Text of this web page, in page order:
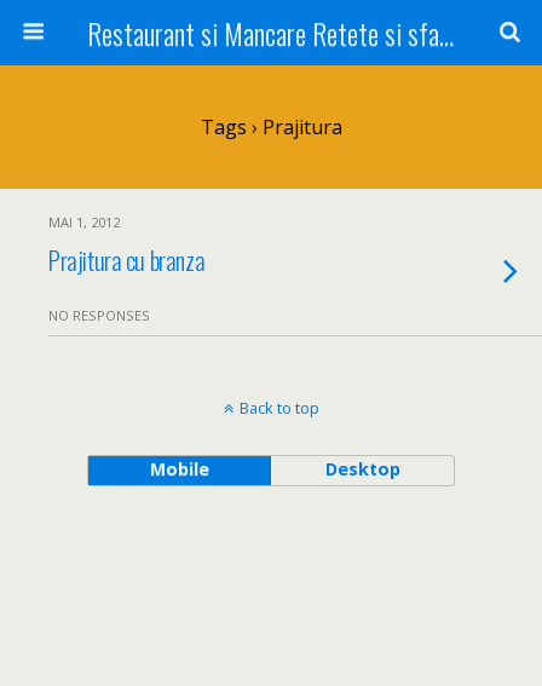
Restaurant si Mancare Retete si sfaturi Picant bun si rapid
Tags › Prajitura
MAI 1, 2012
Prajitura cu branza
NO RESPONSES
Back to top
Mobile Desktop